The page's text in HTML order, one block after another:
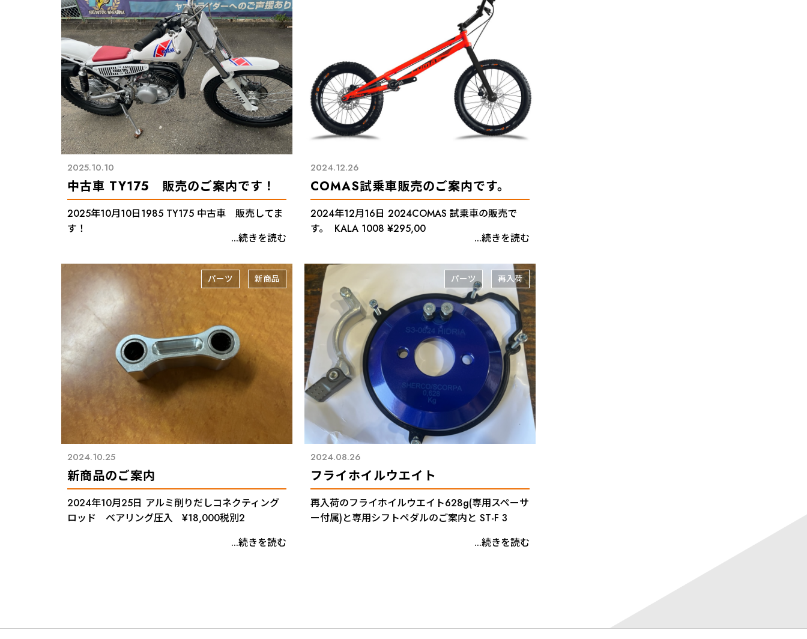
2025.10.10
中古車 TY175 販売のご案内です！
2025年10月10日1985 TY175 中古車 販売してま
す！
...続きを読む
2024.12.26
COMAS試乗車販売のご案内です。
2024年12月16日 2024COMAS 試乗車の販売で
す。 KALA 1008 ¥295,00
...続きを読む
2024.10.25
新商品のご案内
パーツ 新商品
2024年10月25日 アルミ削りだしコネクティング
ロッド ベアリング圧入 ¥18,000税別2
...続きを読む
2024.08.26
フライホイルウエイト
パーツ 再入荷
再入荷のフライホイルウエイト628g(専用スペーサ
ー付属)と専用シフトペダルのご案内と ST-F 3
...続きを読む